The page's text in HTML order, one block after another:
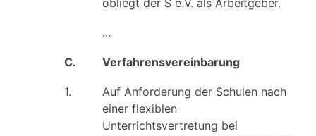
obliegt der S e.V. als Arbeitgeber.
...
C. Verfahrensvereinbarung
1.
Auf Anforderung der Schulen nach
einer flexiblen
Unterrichtsvertretung bei